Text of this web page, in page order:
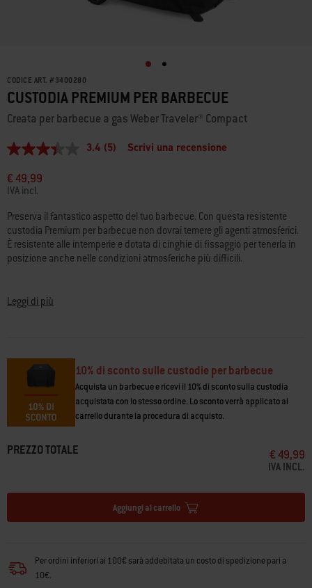
CODICE ART. # 3400280
CUSTODIA PREMIUM PER BARBECUE
Creata per barbecue a gas Weber Traveler® Compact
3.4
su
5
,
valore
di
valutazione
medio.
Read
5
link
alla
3.4 (5) Scrivi una recensione
€ 49,99
IVA incl.
Preserva il fantastico aspetto del tuo barbecue. Con questa resistente
custodia Premium per barbecue non dovrai temere gli agenti atmosferici.
È resistente alle intemperie e dotata di cinghie di fissaggio per tenerla in
posizione anche nelle condizioni atmosferiche più difficili.
dalla neve
• Le cinghie di fissaggio mantengono la custodia in posizione una volta
montata
Leggi di più
10% di sconto sulle custodie per barbecue
Acquista un barbecue e ricevi il 10% di sconto sulla custodia
acquistata con lo stesso ordine. Lo sconto verrà applicato al
carrello durante la procedura di acquisto.
PREZZO TOTALE € 49,99
IVA INCL.
Aggiungi al carrello
Per ordini inferiori ai 100€ sarà addebitata un costo di spedizione pari a
10€.